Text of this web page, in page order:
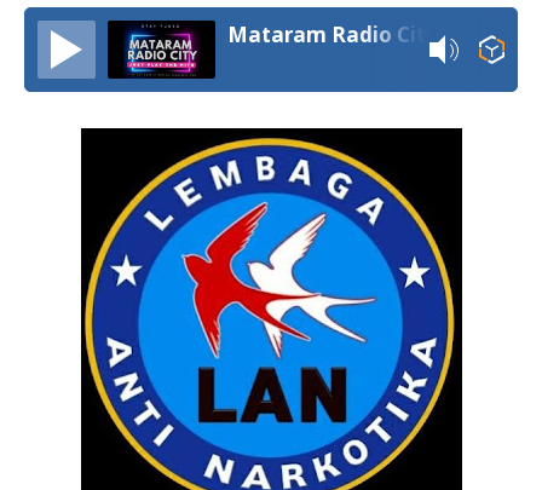
Mataram Radio City